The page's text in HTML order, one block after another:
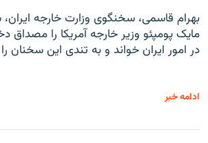
بهرام قاسمی، سخنگوی وزارت خارجه
مایک پومپئو وزیر خارجه آمریکا را مصداق
در امور ایران خواند و به تندی این سخنان
ادامه خبر